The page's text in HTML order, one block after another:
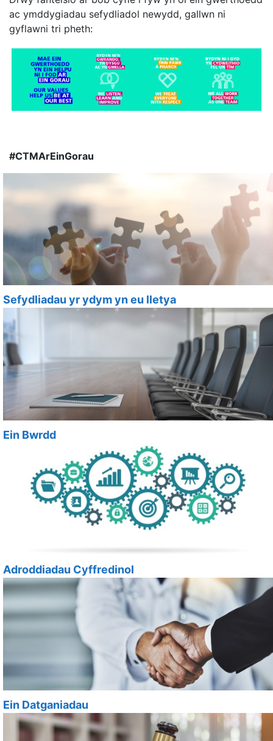
ac ymddygiadau sefydliadol newydd, gallwn ni
gyflawni tri pheth:
#CTMArEinGorau
Sefydliadau yr ydym yn eu lletya
Ein Bwrdd
Adroddiadau Cyffredinol
Ein Datganiadau